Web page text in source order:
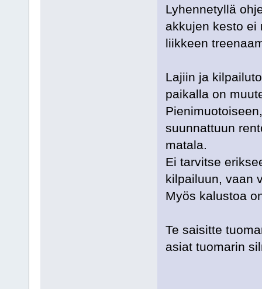
Lyhennetyllä
akkujen kesto ei
liikkeen
Lajiin ja
paikalla on
suunnattuun
matala.
Ei tarvitse
kilpailuun, vaan
Myös kalustoa
Te saisitte
asiat tuomarin